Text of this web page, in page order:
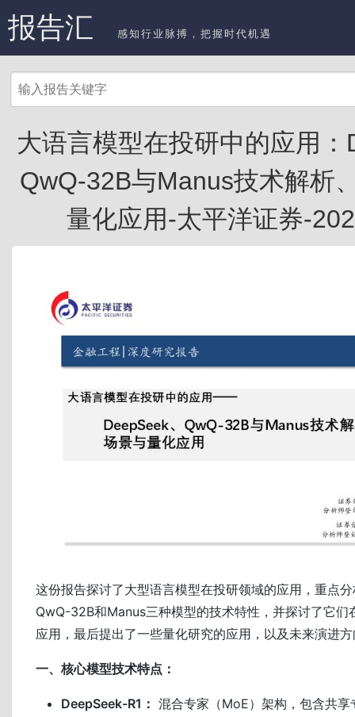
报告汇 感知行业脉搏，把握时代机遇
大语言模型在投研中的应用
QwQ-32B与Manus技术解析
量化应用-太平洋证券-
这份报告探讨了大型语言模型在投研领域的应用，重点
QwQ-32B和Manus三种模型的技术特性，并探讨了它们
应用，最后提出了一些量化研究的应用，以及未来演进
一、核心模型技术特点：
DeepSeek-R1： 混合专家（MoE）架构，包含共